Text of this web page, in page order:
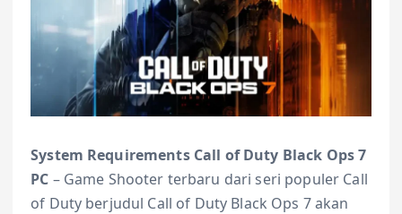
System Requirements Call of Duty Black Ops 7
PC – Game Shooter terbaru dari seri populer Call
of Duty berjudul Call of Duty Black Ops 7 akan